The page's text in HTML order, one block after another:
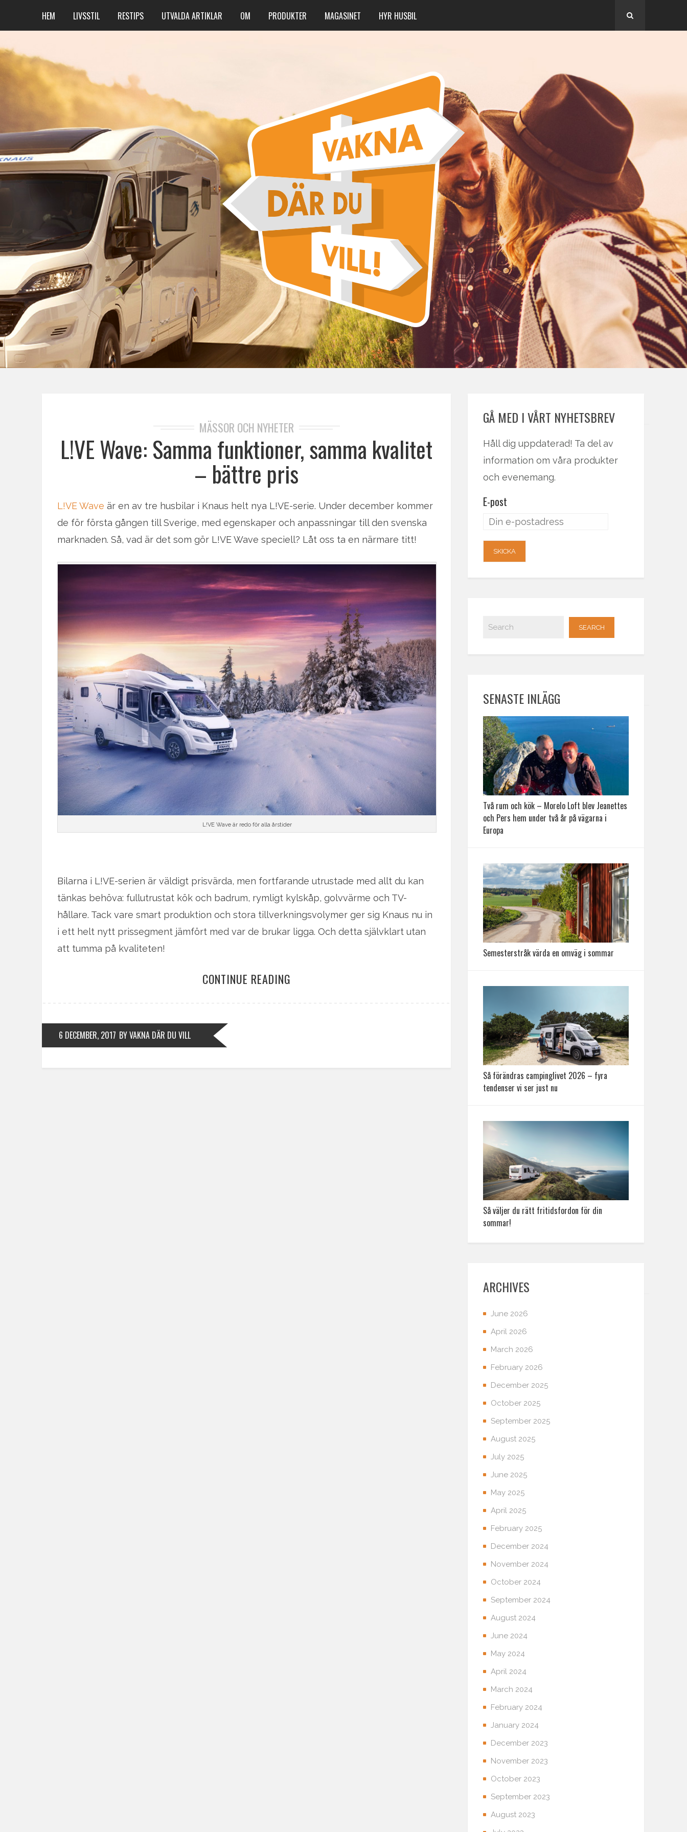
HEM LIVSSTIL RESTIPS UTVALDA ARTIKLAR OM PRODUKTER MAGASINET HYR HUSBIL
MÄSSOR OCH NYHETER
L!VE Wave: Samma funktioner, samma kvalitet
– bättre pris
L!VE Wave är en av tre husbilar i Knaus helt nya L!VE-serie. Under december kommer
de för första gången till Sverige, med egenskaper och anpassningar till den svenska
marknaden. Så, vad är det som gör L!VE Wave speciell? Låt oss ta en närmare titt!
L!VE Wave är redo för alla årstider
Bilarna i L!VE-serien är väldigt prisvärda, men fortfarande utrustade med allt du kan
tänkas behöva: fullutrustat kök och badrum, rymligt kylskåp, golvvärme och TV-
hållare. Tack vare smart produktion och stora tillverkningsvolymer ger sig Knaus nu in
i ett helt nytt prissegment jämfört med var de brukar ligga. Och detta självklart utan
att tumma på kvaliteten!
CONTINUE READING
6 DECEMBER, 2017 BY VAKNA DÄR DU VILL
GÅ MED I VÅRT NYHETSBREV
Håll dig uppdaterad! Ta del av
information om våra produkter
och evenemang.
E-post
SENASTE INLÄGG
Två rum och kök – Morelo Loft blev Jeanettes
och Pers hem under två år på vägarna i
Europa
Semesterstråk värda en omväg i sommar
Så förändras campinglivet 2026 – fyra
tendenser vi ser just nu
Så väljer du rätt fritidsfordon för din
sommar!
ARCHIVES
June 2026
April 2026
March 2026
February 2026
December 2025
October 2025
September 2025
August 2025
July 2025
June 2025
May 2025
April 2025
February 2025
December 2024
November 2024
October 2024
September 2024
August 2024
June 2024
May 2024
April 2024
March 2024
February 2024
January 2024
December 2023
November 2023
October 2023
September 2023
August 2023